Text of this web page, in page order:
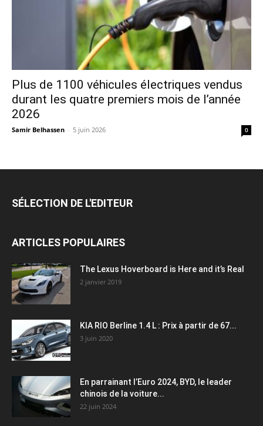
Plus de 1100 véhicules électriques vendus
durant les quatre premiers mois de l’année
2026
Samir Belhassen - 5 juin 2026 0
SÉLECTION DE L'EDITEUR
ARTICLES POPULAIRES
The Lexus Hoverboard is Here and it’s Real
2 janvier 2019
KIA RIO Berline 1.4 L : Prix à partir de 67...
3 juin 2020
En parrainant l’Euro 2024, BYD, le leader
chinois de la voiture...
22 juin 2024